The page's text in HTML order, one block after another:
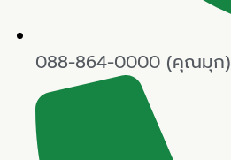
088-864-0000 (คุณมุก)